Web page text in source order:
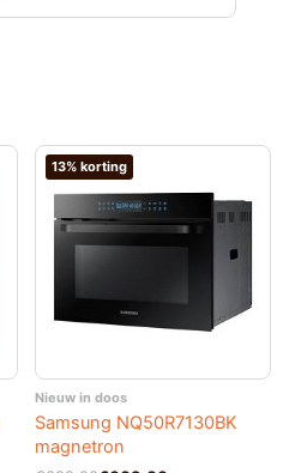
13% korting
Nieuw in doos
Samsung NQ50R7130BK
magnetron